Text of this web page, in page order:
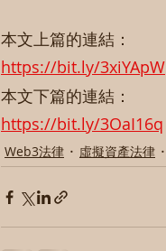
本文上篇的連結：
https://bit.ly/3xiYApW
本文下篇的連結：
https://bit.ly/3OaI16q
Web3法律 虛擬資產法律